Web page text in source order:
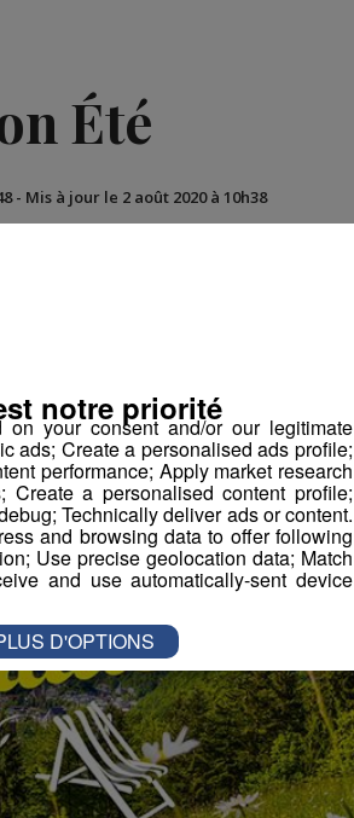
Été
- Mis à jour le 2 août 2020 à 10h38
your consent and/or our legitimate
ads; Create a personalised ads profile;
performance; Apply market research
a personalised content profile;
Technically deliver ads or content.
and browsing data to offer following
Use precise geolocation data; Match
and use automatically-sent device
notre priorité
D'OPTIONS